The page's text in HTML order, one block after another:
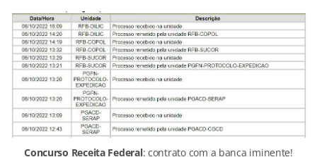
Concurso Receita Federal: contrato com a banca iminente!